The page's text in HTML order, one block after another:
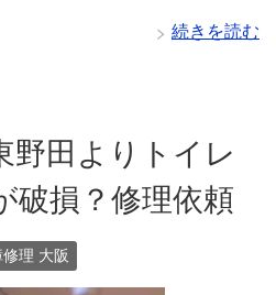
続きを読む
野田よりトイレ
破損？修理依頼
理 大阪